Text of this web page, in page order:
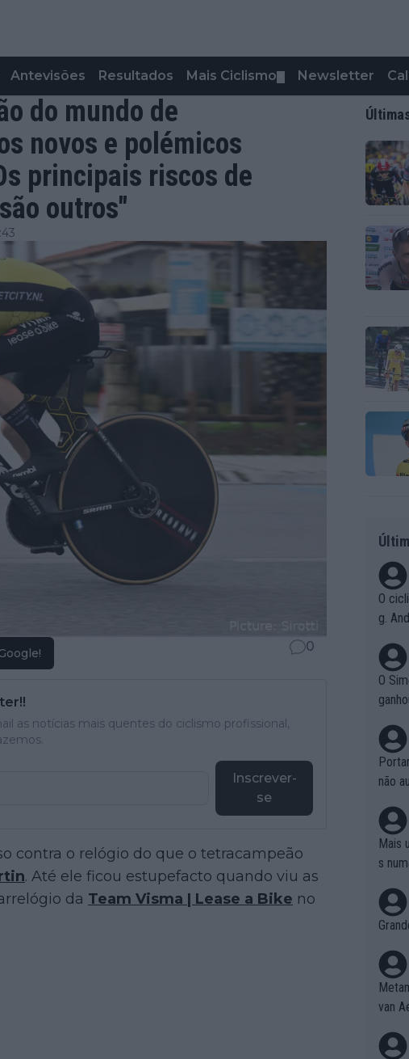
Antevisões Resultados Mais Ciclismo Newsletter
do mundo de
novos e polémicos
principais riscos de
outros"
0
as notícias mais quentes do ciclismo profissional,
Inscrever-
se
contra o relógio do que o tetracampeão
. Até ele ficou estupefacto quando viu as
da Team Visma | Lease a Bike no
O
g.
pado?
O
não
to é
da!
Mais
s
van